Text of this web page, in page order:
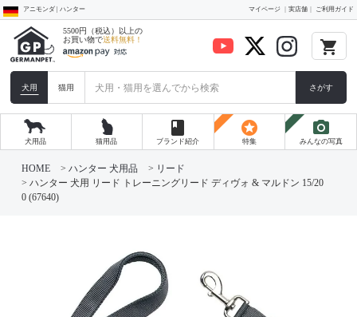
アニモンダ | ハンター マイページ 実店舗 ご利用ガイド
5500円（税込）以上の
お買い物で送料無料！ local_grocery_store
犬用 猫用 さがす
犬用品 猫用品
book
ブランド紹介
stars
特集
photo_camera
みんなの写真
HOME ハンター 犬用品
リード
ハンター 犬用 リード トレーニングリード ディヴォ & マルドン 15/20
0 (67640)